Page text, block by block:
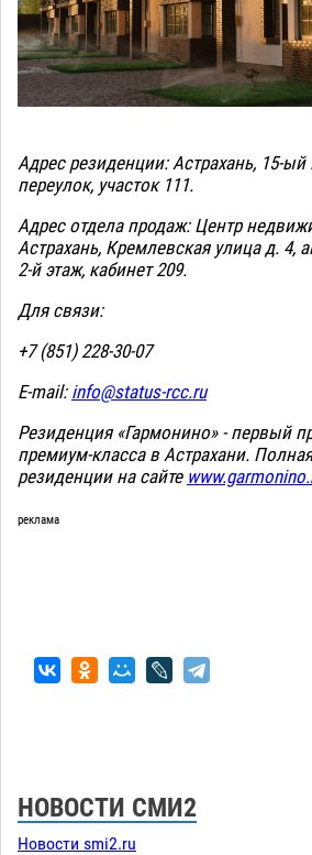
Адрес резиденции: Астрахань, 15-
переулок, участок 111.
Адрес отдела продаж: Центр
Астрахань, Кремлевская улица д. 4,
2-й этаж, кабинет 209.
Для связи:
+7 (851) 228-30-07
E-mail: info@status-rcc.ru
Резиденция «Гармонино» - первый
премиум-класса в Астрахани.
резиденции на сайте
реклама
НОВОСТИ СМИ2
Новости smi2.ru